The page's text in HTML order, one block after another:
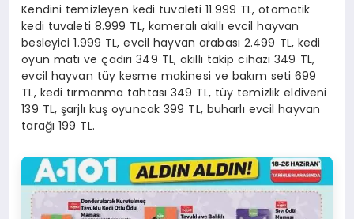
Kendini temizleyen kedi tuvaleti 11.999 TL, otomatik
kedi tuvaleti 8.999 TL, kameralı akıllı evcil hayvan
besleyici 1.999 TL, evcil hayvan arabası 2.499 TL, kedi
oyun matı ve çadırı 349 TL, akıllı takip cihazı 349 TL,
evcil hayvan tüy kesme makinesi ve bakım seti 699
TL, kedi tırmanma tahtası 349 TL, tüy temizlik eldiveni
139 TL, şarjlı kuş oyuncak 399 TL, buharlı evcil hayvan
tarağı 199 TL.